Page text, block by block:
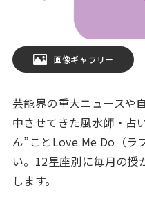
画像ギャラリー
芸能界の重大ニュースや
中させてきた風水師・占
ん”ことLove Me Do（ラ
い。12星座別に毎月の授
します。